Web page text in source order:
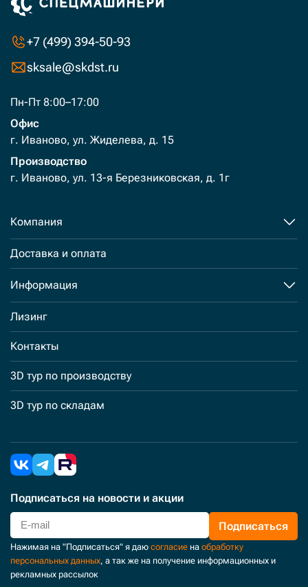
+7 (499) 394-50-93
sksale@skdst.ru
Пн-Пт 8:00–17:00
Офис
г. Иваново, ул. Жиделева, д. 15
Производство
г. Иваново, ул. 13-я Березниковская, д. 1г
Компания
Доставка и оплата
Информация
Лизинг
Контакты
3D тур по производству
3D тур по складам
Подписаться на новости и акции
Подписаться
Нажимая на "Подписаться" я даю согласие на обработку
персональных данных, а так же на получение информационных и
рекламных рассылок